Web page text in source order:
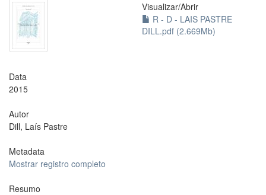
Visualizar/Abrir
R - D - LAIS PASTRE
DILL.pdf (2.669Mb)
Data
2015
Autor
Dill, Laís Pastre
Metadata
Mostrar registro completo
Resumo